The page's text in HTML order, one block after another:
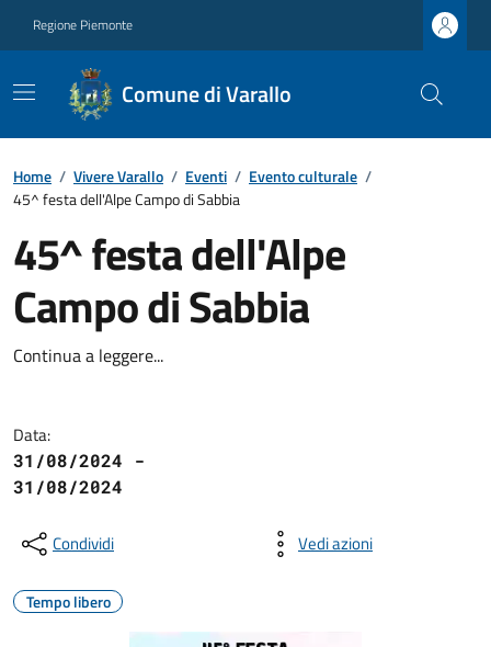
Regione Piemonte
Comune di Varallo
Home / Vivere Varallo / Eventi / Evento culturale /
45^ festa dell'Alpe Campo di Sabbia
45^ festa dell'Alpe
Campo di Sabbia
Continua a leggere...
Data:
31/08/2024 -
31/08/2024
Condividi Vedi azioni
Tempo libero